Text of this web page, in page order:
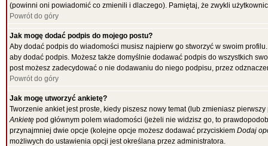
(powinni oni powiadomić co zmienili i dlaczego). Pamiętaj, że zwykli
Powrót do góry
Jak mogę dodać podpis do mojego postu?
Aby dodać podpis do wiadomości musisz najpierw go stworzyć w swoim
aby dodać podpis. Możesz także domyślnie dodawać podpis do wszystkich
post możesz zadecydować o nie dodawaniu do niego podpisu, przez
Powrót do góry
Jak mogę utworzyć ankietę?
Tworzenie ankiet jest proste, kiedy piszesz nowy temat (lub zmieniasz
Ankietę pod głównym polem wiadomości (jeżeli nie widzisz go, to
przynajmniej dwie opcje (kolejne opcje możesz dodawać przyciskiem Dodaj
możliwych do ustawienia opcji jest określana przez administratora.